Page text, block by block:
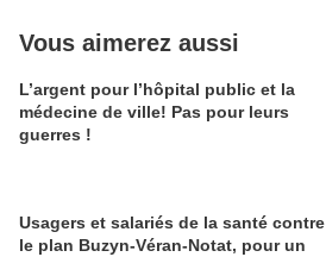
Vous aimerez aussi
L’argent pour l’hôpital public et la
médecine de ville! Pas pour leurs
guerres !
Usagers et salariés de la santé contre
le plan Buzyn-Véran-Notat, pour un